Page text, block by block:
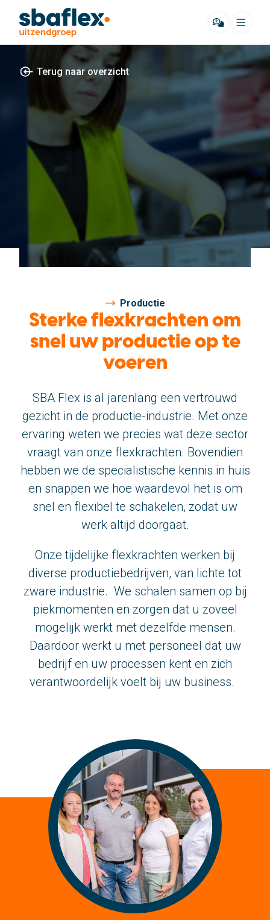
Over ons
Werkgebieden
Hoe wij werken
Cases
Onze klanten
Onze flexwerkers
Nieuws
Vacatures
Contact
SBA Flex Uitzendgroep
Boogschutterstraat 5, 5015 BX Tilburg
+31 (0)13 464 89 50 | E: info@sbaflex.nl
Bel ons
Stuur ons een e-mail
Terug naar overzicht
Productie
Sterke flexkrachten om
snel uw productie op te
voeren
SBA Flex is al jarenlang een vertrouwd
gezicht in de productie-industrie. Met onze
ervaring weten we precies wat deze sector
vraagt van onze flexkrachten. Bovendien
hebben we de specialistische kennis in huis
en snappen we hoe waardevol het is om
snel en flexibel te schakelen, zodat uw
werk altijd doorgaat.
Onze tijdelijke flexkrachten werken bij
diverse productiebedrijven, van lichte tot
zware industrie. We schalen samen op bij
piekmomenten en zorgen dat u zoveel
mogelijk werkt met dezelfde mensen.
Daardoor werkt u met personeel dat uw
bedrijf en uw processen kent en zich
verantwoordelijk voelt bij uw business.